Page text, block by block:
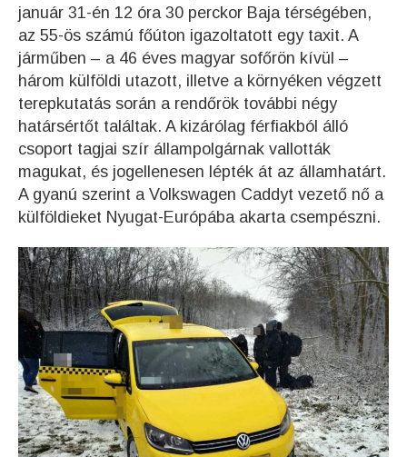
január 31-én 12 óra 30 perckor Baja térségében,
az 55-ös számú főúton igazoltatott egy taxit. A
járműben – a 46 éves magyar sofőrön kívül –
három külföldi utazott, illetve a környéken végzett
terepkutatás során a rendőrök további négy
határsértőt találtak. A kizárólag férfiakból álló
csoport tagjai szír állampolgárnak vallották
magukat, és jogellenesen lépték át az államhatárt.
A gyanú szerint a Volkswagen Caddyt vezető nő a
külföldieket Nyugat-Európába akarta csempészni.